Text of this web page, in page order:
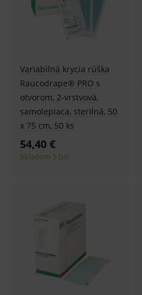
Variabilná krycia rúška
Raucodrape® PRO s
otvorom, 2-vrstvová,
samolepiaca, sterilná, 50
x 75 cm, 50 ks
54,40 €
Skladom 5 bal